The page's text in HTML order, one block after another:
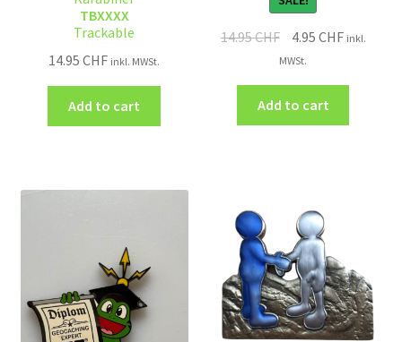
TBXXXX
Trackable
14.95CHF inkl. MWSt.
Add to cart
14.95CHF 4.95 CHF inkl.
MWSt.
Add to cart